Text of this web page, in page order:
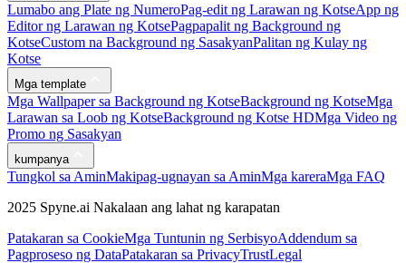
Lumabo ang Plate ng NumeroPag-edit ng Larawan ng KotseApp ng
Editor ng Larawan ng KotsePagpapalit ng Background ng
KotseCustom na Background ng SasakyanPalitan ng Kulay ng
Kotse
Mga template
Mga Wallpaper sa Background ng KotseBackground ng KotseMga
Larawan sa Loob ng KotseBackground ng Kotse HDMga Video ng
Promo ng Sasakyan
kumpanya
Tungkol sa AminMakipag-ugnayan sa AminMga kareraMga FAQ
2025 Spyne.ai Nakalaan ang lahat ng karapatan
Patakaran sa CookieMga Tuntunin ng SerbisyoAddendum sa
Pagproseso ng DataPatakaran sa PrivacyTrustLegal